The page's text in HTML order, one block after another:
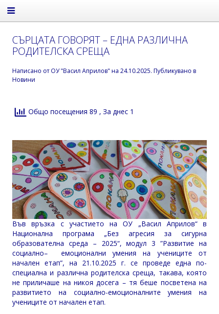
СЪРЦАТА ГОВОРЯТ – ЕДНА РАЗЛИЧНА
РОДИТЕЛСКА СРЕЩА
Написано от ОУ "Васил Априлов" на 24.10.2025. Публикувано в
Новини
Общо посещения 89 , За днес 1
Във връзка с участието на ОУ „Васил Априлов“ в
Национална програма „Без агресия за сигурна
образователна среда – 2025“, модул 3 ”Развитие на
социално– емоционални умения на учениците от
начален етап”, на 21.10.2025 г. се проведе една по-
специална и различна родителска среща, такава, която
не приличаше на никоя досега – тя беше посветена на
развитието на социално-емоционалните умения на
учениците от начален етап.